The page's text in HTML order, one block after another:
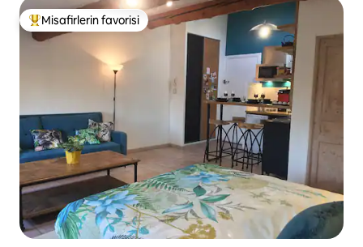
Misafirlerin favorilerinden en beğenilenler arasında
Misafirlerin favorisi